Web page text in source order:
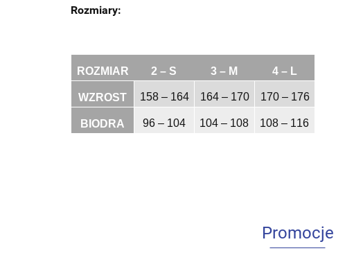
Rozmiary:
ROZMIAR 2 – S 3 – M 4 – L
WZROST 158 – 164 164 – 170 170 – 176
BIODRA 96 – 104 104 – 108 108 – 116
Promocje